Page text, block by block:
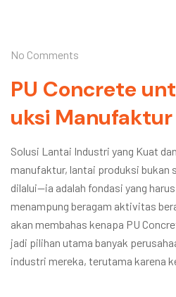
No Comments
PU Concrete
uksi Manufaktur
Solusi Lantai Industri yang Kuat
manufaktur, lantai produksi bukan
dilalui—ia adalah fondasi yang
menampung beragam aktivitas
akan membahas kenapa PU
jadi pilihan utama banyak
industri mereka, terutama karena